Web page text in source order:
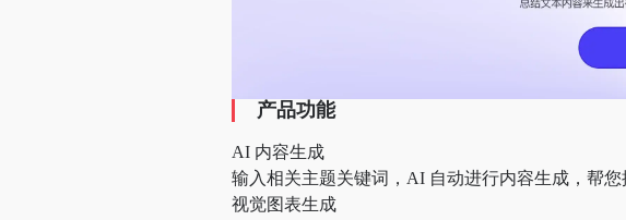
产品功能
AI 内容生成
输入相关主题关键词，AI 自动进行内容生成，帮您
视觉图表生成